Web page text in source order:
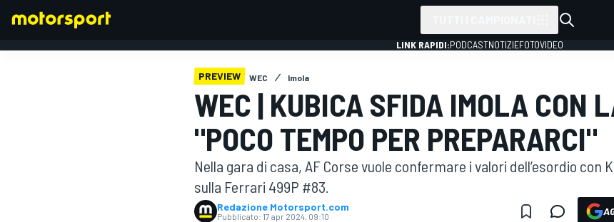
LINK RAPIDI:PODCASTNOTIZIEFOTOVIDEO
PREVIEW WEC Imola
WEC | KUBICA SFIDA IMOLA CON
"POCO TEMPO PER PREPARARCI"
Nella gara di casa, AF Corse vuole confermare i valori dell’esordio con
sulla Ferrari 499P #83.
Redazione Motorsport.com
Pubblicato: 17 apr 2024, 09:10